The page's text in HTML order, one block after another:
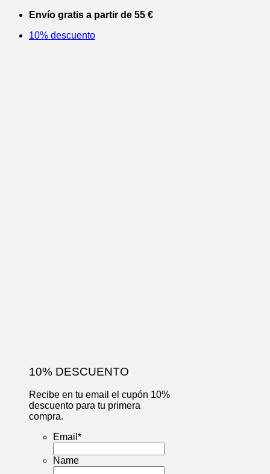
Saltar
contenido
Envío gratis a partir de 55 €
10% descuento
10% DESCUENTO
Recibe en tu email el cupón 10%
descuento para tu primera
compra.
Email *
Name